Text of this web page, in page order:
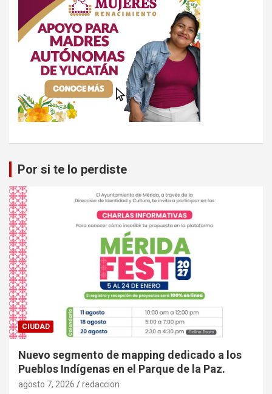
Por si te lo perdiste
CIUDAD
Nuevo segmento de mapping dedicado a los
Pueblos Indígenas en el Parque de la Paz.
agosto 7, 2026 redaccion